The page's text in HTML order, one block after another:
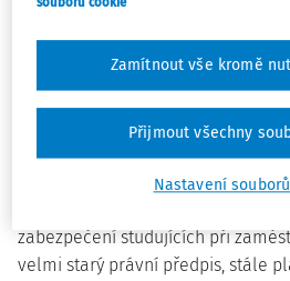
zabezpečení zaměstnanců
v práci, popřípadě i výši náhrady
dobu tohoto školení.
Na základě tohoto zmocnění byla
zabezpečení studujících při
velmi starý právní předpis, stále
Nastavení
Zamítnout vše kromě
Přijmout všechny